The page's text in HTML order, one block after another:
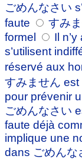
ごめんなさい
faute
すみ
formel
Il
s’utilisent
réservé aux
すみません est
pour prévenir
ごめんなさい
faute déjà
implique une
dans ごめんな